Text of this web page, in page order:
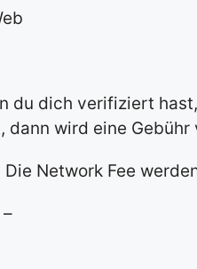
du dich verifiziert
wird eine Gebühr
Die Network Fee
–